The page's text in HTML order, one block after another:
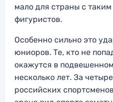
мало для страны с
фигуристов.
Особенно сильно это
юниоров. Те, кто не
окажутся в
несколько лет. За
российских